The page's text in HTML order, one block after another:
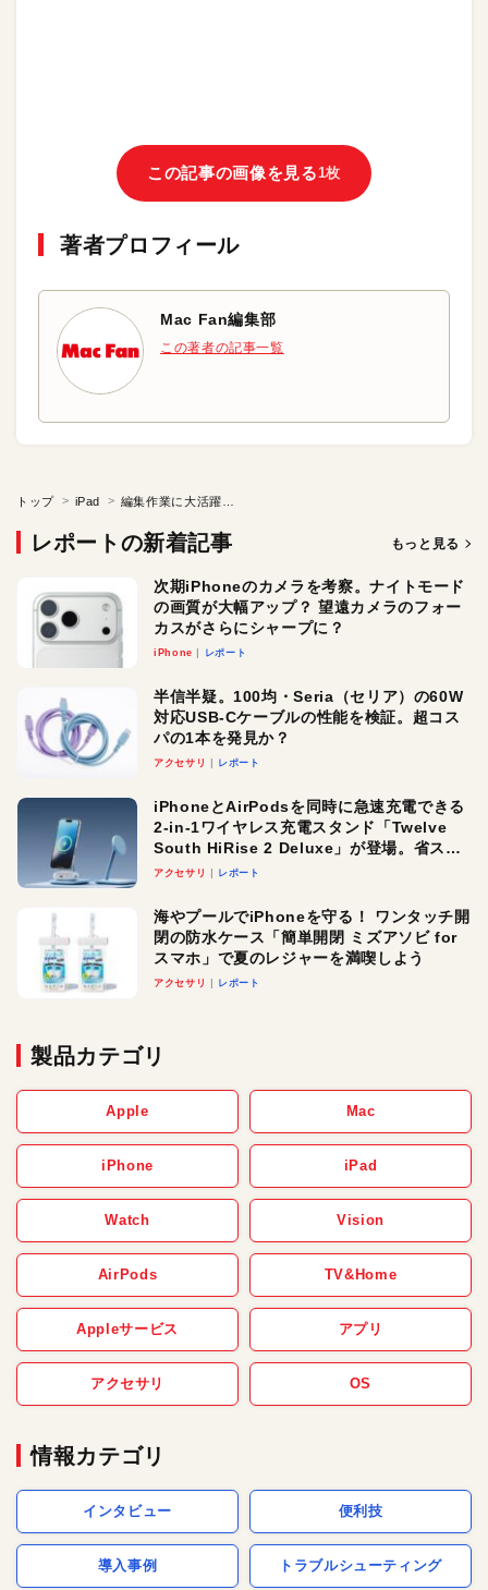
この記事の画像を見る1枚
著者プロフィール
Mac Fan編集部
この著者の記事一覧
トップ iPad
レポートの新着記事 もっと見る
次期iPhoneのカメラを考察。ナイトモード
の画質が大幅アップ？ 望遠カメラのフォー
カスがさらにシャープに？
iPhone レポート
半信半疑。100均・Seria（セリア）の60W
対応USB-Cケーブルの性能を検証。超コス
パの1本を発見か？
アクセサリ レポート
iPhoneとAirPodsを同時に急速充電できる
2-in-1ワイヤレス充電スタンド「Twelve
South HiRise 2 Deluxe」が登場。省スペ
ースでおしゃれに充電したい人にオスス
アクセサリ レポート
海やプールでiPhoneを守る！ ワンタッチ開
閉の防水ケース「簡単開閉 ミズアソビ for
スマホ」で夏のレジャーを満喫しよう
アクセサリ レポート
製品カテゴリ
Apple Mac
iPhone iPad
Watch Vision
AirPods TV&Home
Appleサービス アプリ
アクセサリ OS
情報カテゴリ
インタビュー 便利技
導入事例 トラブルシューティング